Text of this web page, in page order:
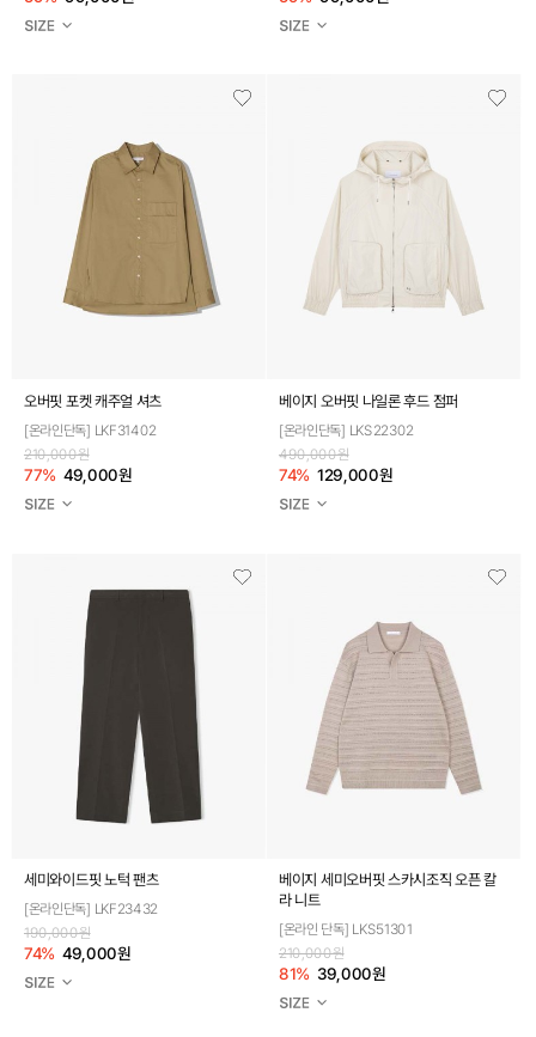
오버핏 포켓 캐주얼 셔츠
[온라인단독] LKF31402
210,000원
77% 49,000원
베이지 오버핏 나일론 후드 점퍼
[온라인단독] LKS22302
490,000원
74% 129,000원
세미와이드핏 노턱 팬츠
[온라인단독] LKF23432
190,000원
74% 49,000원
베이지 세미오버핏 스카시조직 오픈 칼
라 니트
[온라인 단독] LKS51301
210,000원
81% 39,000원